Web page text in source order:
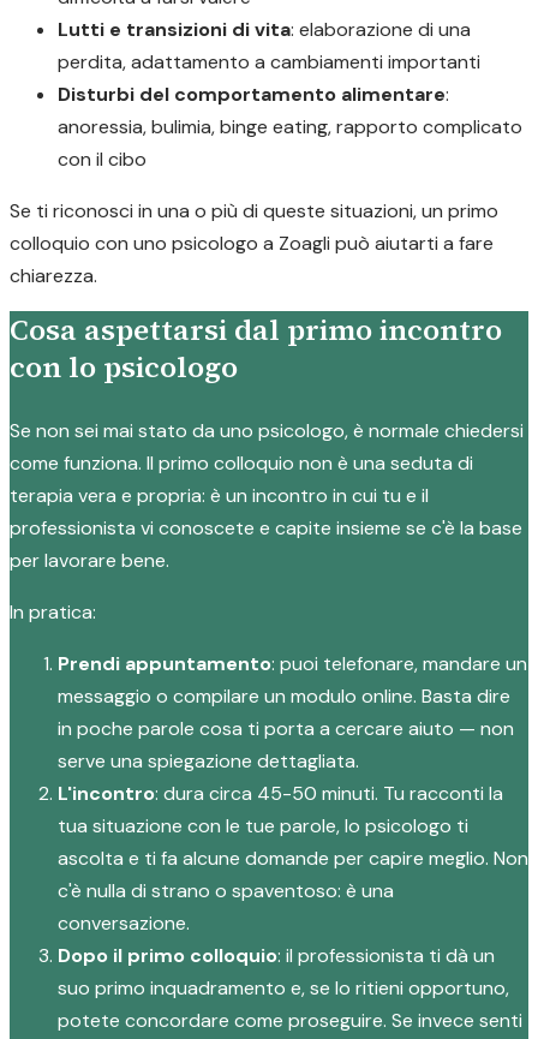
Lutti e transizioni di vita: elaborazione di una
perdita, adattamento a cambiamenti importanti
Disturbi del comportamento alimentare:
anoressia, bulimia, binge eating, rapporto complicato
con il cibo
Se ti riconosci in una o più di queste situazioni, un primo
colloquio con uno psicologo a Zoagli può aiutarti a fare
chiarezza.
Cosa aspettarsi dal primo incontro
con lo psicologo
Se non sei mai stato da uno psicologo, è normale chiedersi
come funziona. Il primo colloquio non è una seduta di
terapia vera e propria: è un incontro in cui tu e il
professionista vi conoscete e capite insieme se c'è la base
per lavorare bene.
In pratica:
Prendi appuntamento: puoi telefonare, mandare un
messaggio o compilare un modulo online. Basta dire
in poche parole cosa ti porta a cercare aiuto — non
serve una spiegazione dettagliata.
L'incontro: dura circa 45-50 minuti. Tu racconti la
tua situazione con le tue parole, lo psicologo ti
ascolta e ti fa alcune domande per capire meglio. Non
c'è nulla di strano o spaventoso: è una
conversazione.
Dopo il primo colloquio: il professionista ti dà un
suo primo inquadramento e, se lo ritieni opportuno,
potete concordare come proseguire. Se invece senti